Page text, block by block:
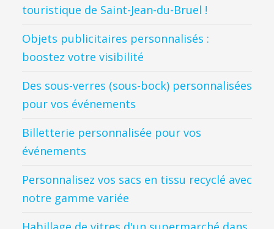
touristique de Saint-Jean-du-Bruel !
Objets publicitaires personnalisés :
boostez votre visibilité
Des sous-verres (sous-bock) personnalisées
pour vos événements
Billetterie personnalisée pour vos
événements
Personnalisez vos sacs en tissu recyclé avec
notre gamme variée